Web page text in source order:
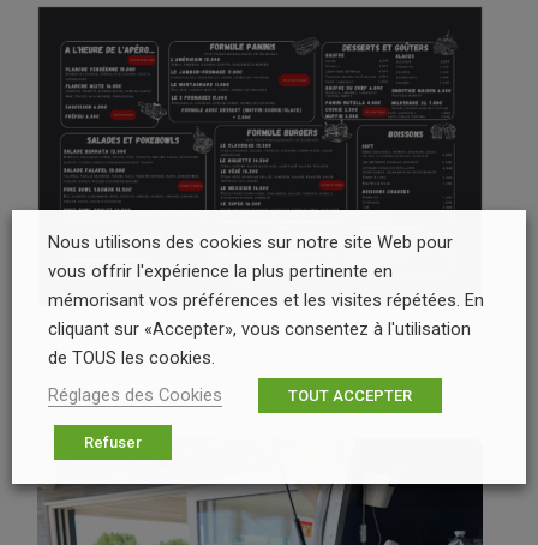
Nous utilisons des cookies sur notre site Web pour
vous offrir l'expérience la plus pertinente en
mémorisant vos préférences et les visites répétées. En
cliquant sur «Accepter», vous consentez à l'utilisation
de TOUS les cookies.
Réglages des Cookies
TOUT ACCEPTER
Refuser